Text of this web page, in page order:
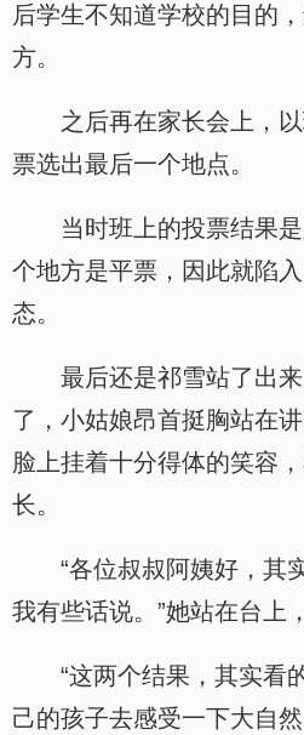
后学生不知道学校的目的
方。
之后再在家长会上，
票选出最后一个地点。
当时班上的投票结果
个地方是平票，因此就陷
态。
最后还是祁雪站了出
了，小姑娘昂首挺胸站在
脸上挂着十分得体的笑容
长。
“各位叔叔阿姨好，其
我有些话说。”她站在台上
“这两个结果，其实看
己的孩子去感受一下大自